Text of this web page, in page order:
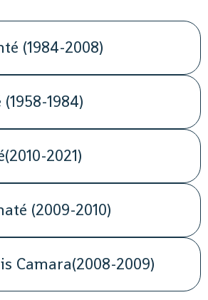
(1984-2008)
1984)
2021)
(2009-2010)
Camara(2008-2009)